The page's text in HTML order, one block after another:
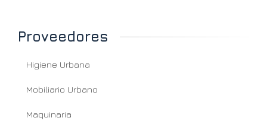
Proveedores
Higiene Urbana
Mobiliario Urbano
Maquinaria